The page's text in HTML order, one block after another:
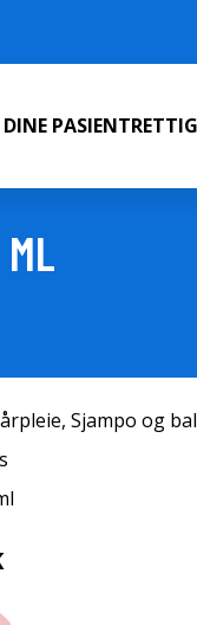
DINE
, Sjampo og